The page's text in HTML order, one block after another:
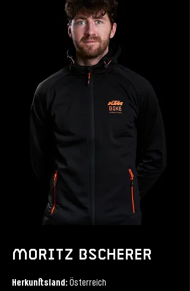
moritz bscherer
Herkunftsland:Österreich